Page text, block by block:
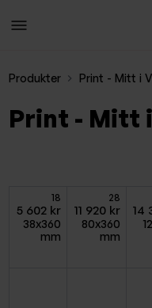
Produkter Print - Mitt i
Print - Mitt
18
5 602 kr
38x360
mm
28
11 920 kr
80x360
mm
14